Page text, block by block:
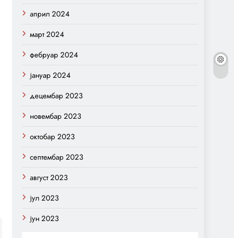
април 2024
март 2024
фебруар 2024
јануар 2024
децембар 2023
новембар 2023
октобар 2023
септембар 2023
август 2023
јул 2023
јун 2023